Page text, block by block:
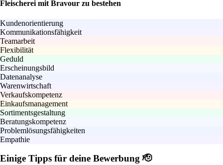
Fleischerei mit Bravour zu bestehen
Kundenorientierung
Kommunikationsfähigkeit
Teamarbeit
Flexibilität
Geduld
Erscheinungsbild
Datenanalyse
Warenwirtschaft
Verkaufskompetenz
Einkaufsmanagement
Sortimentsgestaltung
Beratungskompetenz
Problemlösungsfähigkeiten
Empathie
Einige Tipps für deine Bewerbung 🫡